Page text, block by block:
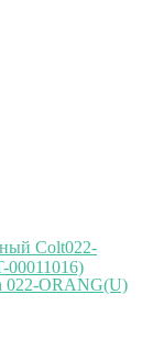
Colt022-
ORANG(U)